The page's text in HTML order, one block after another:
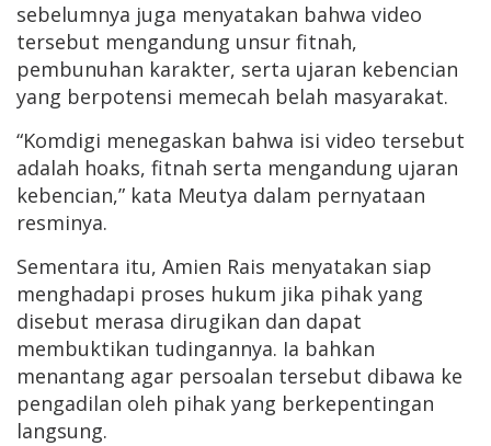
sebelumnya juga menyatakan bahwa video
tersebut mengandung unsur fitnah,
pembunuhan karakter, serta ujaran kebencian
yang berpotensi memecah belah masyarakat.
“Komdigi menegaskan bahwa isi video tersebut
adalah hoaks, fitnah serta mengandung ujaran
kebencian,” kata Meutya dalam pernyataan
resminya.
Sementara itu, Amien Rais menyatakan siap
menghadapi proses hukum jika pihak yang
disebut merasa dirugikan dan dapat
membuktikan tudingannya. Ia bahkan
menantang agar persoalan tersebut dibawa ke
pengadilan oleh pihak yang berkepentingan
langsung.